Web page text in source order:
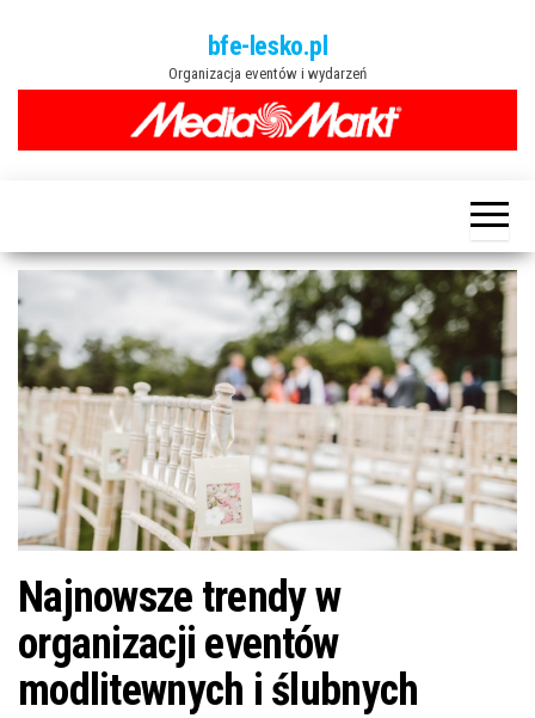
bfe-lesko.pl
Organizacja eventów i wydarzeń
Najnowsze trendy w
organizacji eventów
modlitewnych i ślubnych